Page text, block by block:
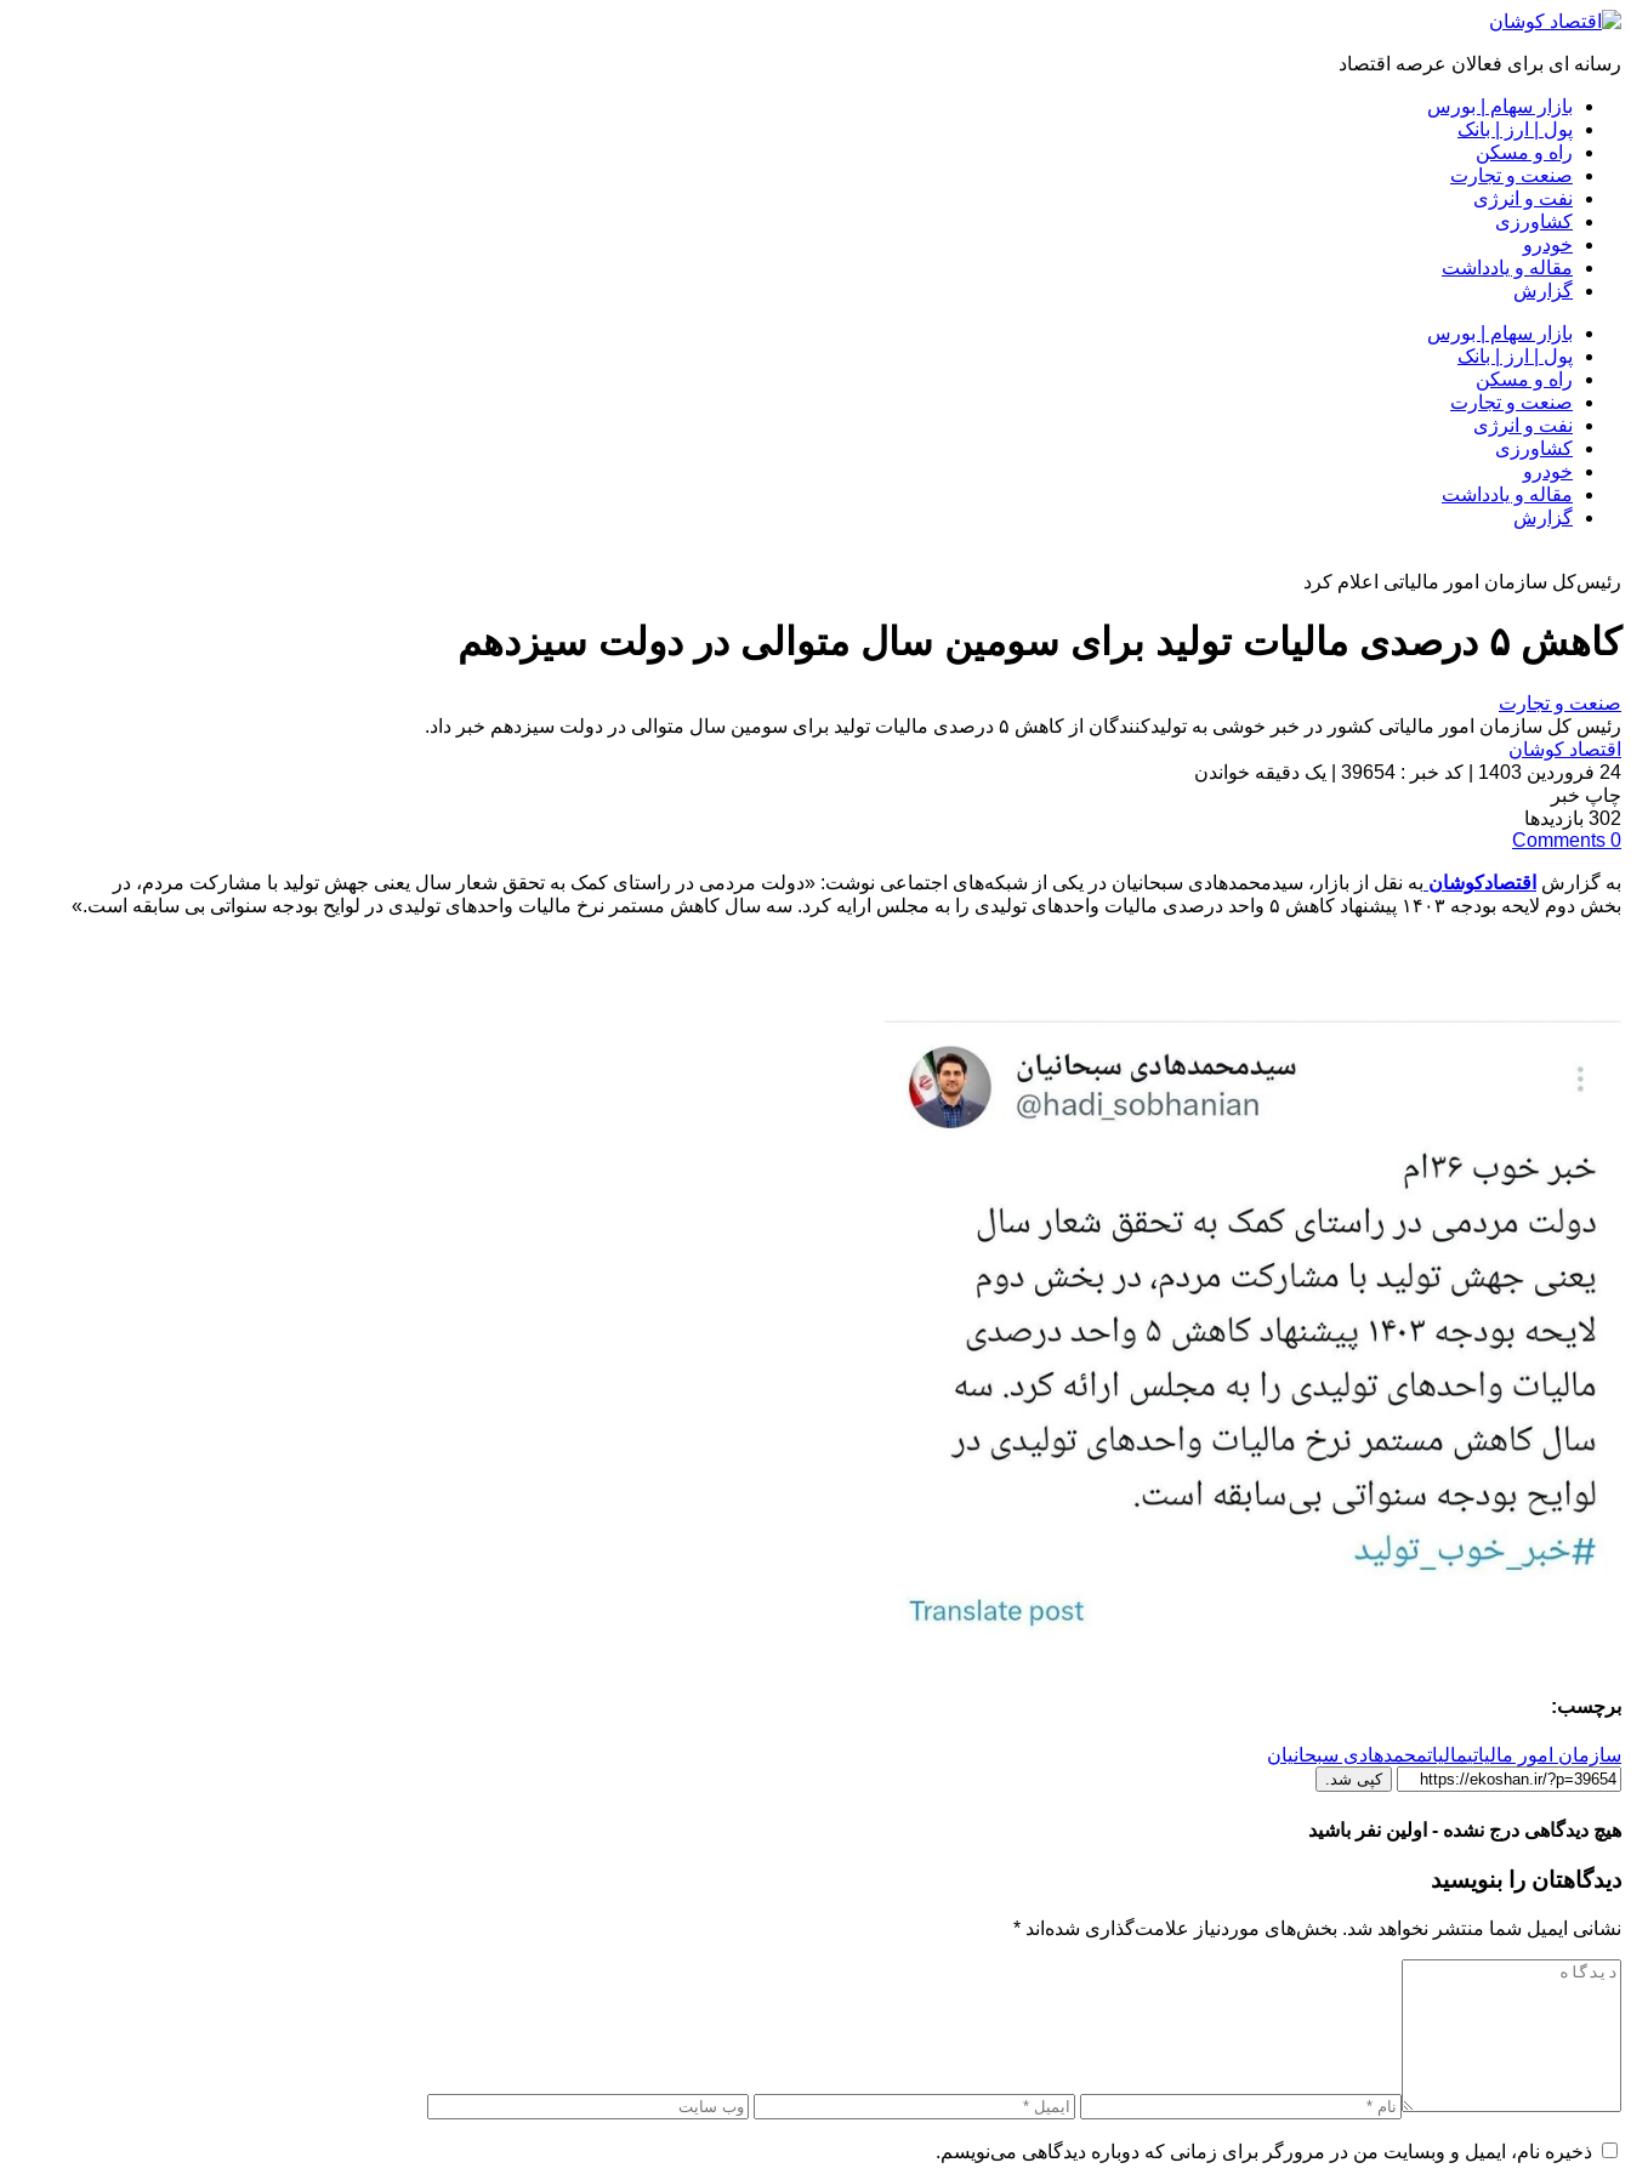
رسانه ای برای فعالان عرصه اقتصاد
بازار سهام | بورس
پول | ارز | بانک
راه و مسکن
صنعت و تجارت
نفت و انرژی
کشاورزی
خودرو
مقاله و یادداشت
گزارش
بازار سهام | بورس
پول | ارز | بانک
راه و مسکن
صنعت و تجارت
نفت و انرژی
کشاورزی
خودرو
مقاله و یادداشت
گزارش
رئیس‌کل سازمان امور مالیاتی اعلام کرد
کاهش ۵ درصدی مالیات تولید برای سومین سال متوالی در دولت سیزدهم
صنعت و تجارت
رئیس کل سازمان امور مالیاتی کشور در خبر خوشی به تولیدکنندگان از کاهش ۵ درصدی مالیات تولید برای سومین سال متوالی در دولت سیزدهم خبر داد.
اقتصاد کوشان
24 فروردین 1403
کد خبر : 39654
یک دقیقه خواندن
چاپ خبر
302 بازدیدها
0
Comments
به گزارش اقتصادکوشان به نقل از بازار، سیدمحمدهادی سبحانیان در یکی از شبکه‌های اجتماعی نوشت: «دولت مردمی در راستای کمک به تحقق شعار سال یعنی جهش تولید با مشارکت مردم، در
بخش دوم لایحه بودجه ۱۴۰۳ پیشنهاد کاهش ۵ واحد درصدی مالیات واحدهای تولیدی را به مجلس ارایه کرد. سه سال کاهش مستمر نرخ مالیات واحدهای تولیدی در لوایح بودجه سنواتی بی سابقه است.»
برچسب:
سازمان امور مالیاتیمالیاتمحمدهادی سبحانیان
کپی شد.
هیچ دیدگاهی درج نشده - اولین نفر باشید
دیدگاهتان را بنویسید
نشانی ایمیل شما منتشر نخواهد شد. بخش‌های موردنیاز علامت‌گذاری شده‌اند *
ذخیره نام، ایمیل و وبسایت من در مرورگر برای زمانی که دوباره دیدگاهی می‌نویسم.